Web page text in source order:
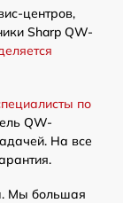
центров,
Sharp QW-
по
QW-
На все
Мы большая